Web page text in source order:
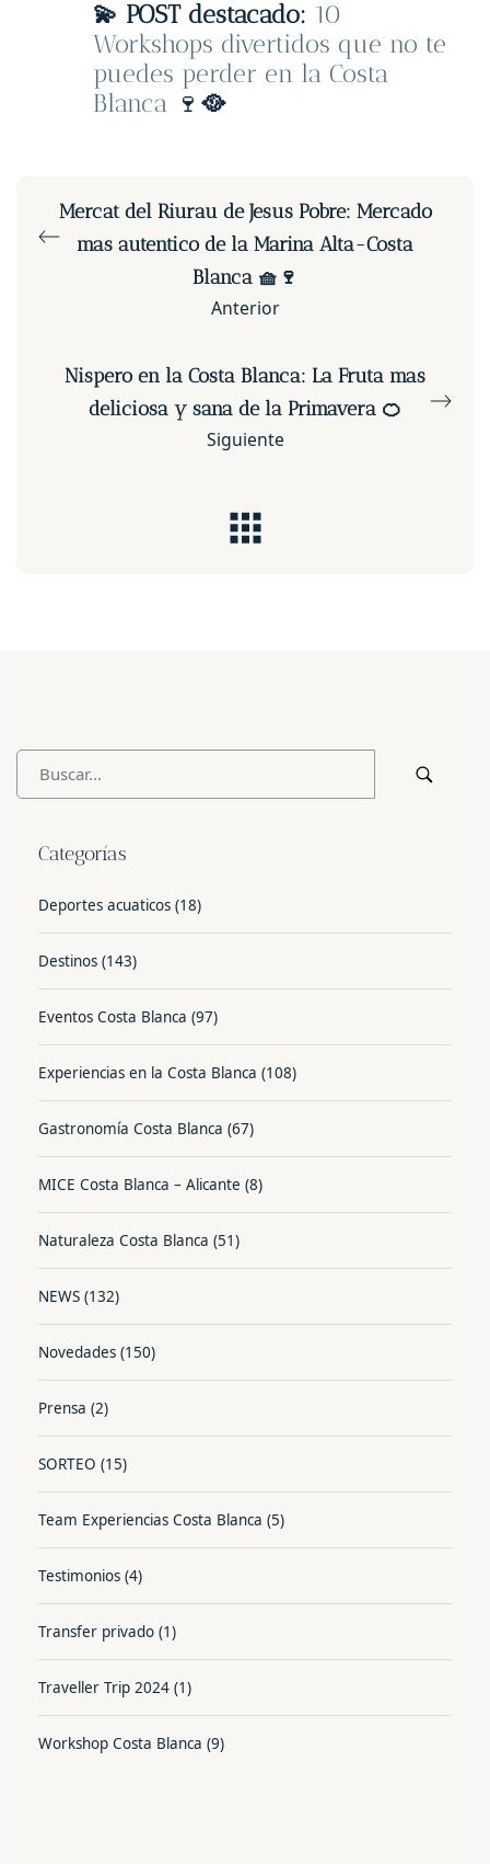
💫 POST destacado: 10
Workshops divertidos que no te
puedes perder en la Costa
Blanca 🍷 🥘
Mercat del Riurau de Jesus Pobre: Mercado
mas autentico de la Marina Alta-Costa
Blanca 🧺🍷
Anterior
Nispero en la Costa Blanca: La Fruta mas
deliciosa y sana de la Primavera 🍊
Siguiente
Categorías
Deportes acuaticos (18)
Destinos (143)
Eventos Costa Blanca (97)
Experiencias en la Costa Blanca (108)
Gastronomía Costa Blanca (67)
MICE Costa Blanca – Alicante (8)
Naturaleza Costa Blanca (51)
NEWS (132)
Novedades (150)
Prensa (2)
SORTEO (15)
Team Experiencias Costa Blanca (5)
Testimonios (4)
Transfer privado (1)
Traveller Trip 2024 (1)
Workshop Costa Blanca (9)